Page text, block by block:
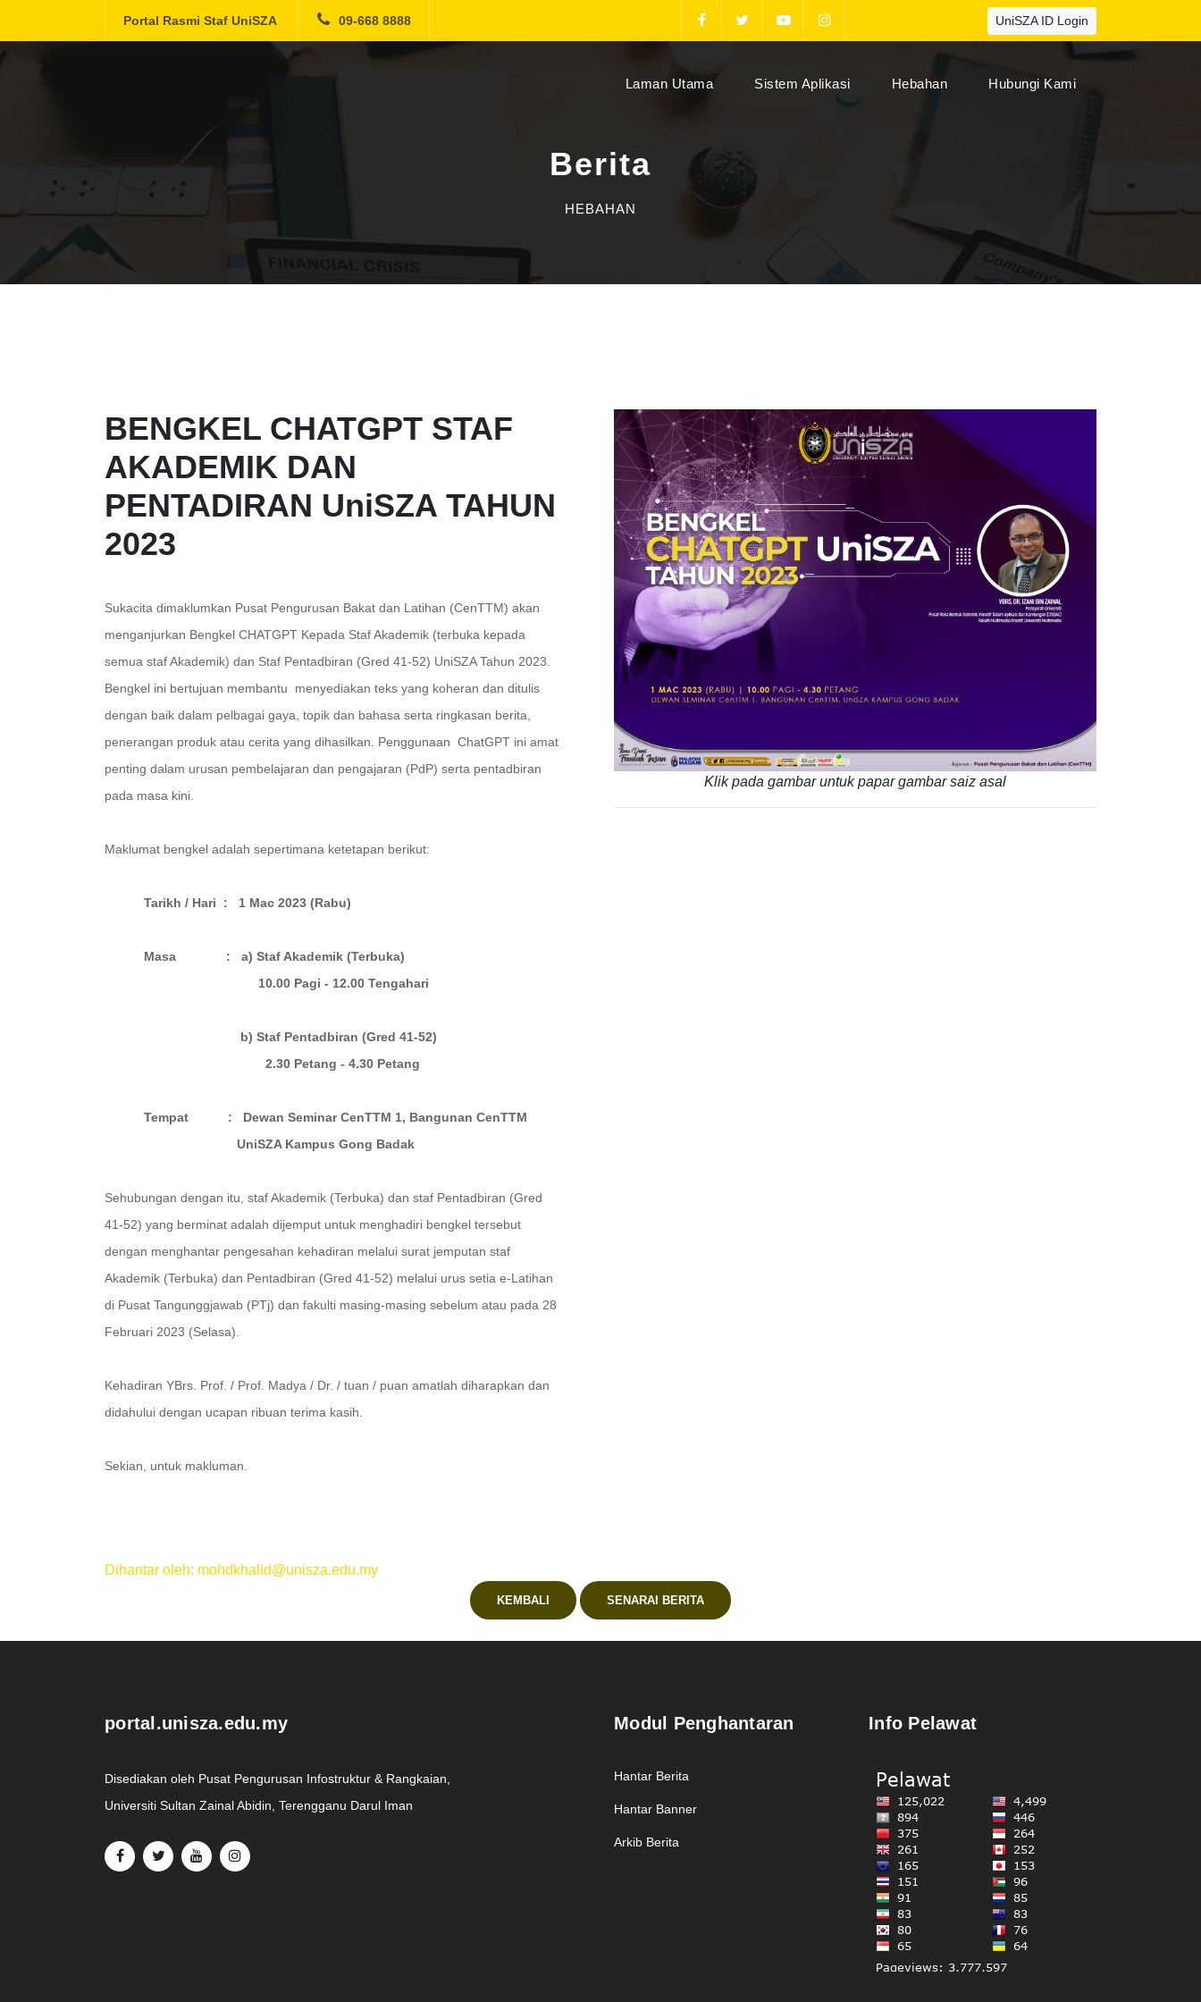
Portal Rasmi Staf UniSZA 09-668 8888 UniSZA ID Login
Laman Utama(current)Sistem Aplikasi Hebahan Hubungi Kami
Berita
HEBAHAN
BENGKEL CHATGPT STAF
AKADEMIK DAN
PENTADIRAN UniSZA TAHUN
2023
Sukacita dimaklumkan Pusat Pengurusan Bakat dan Latihan (CenTTM) akan
menganjurkan Bengkel CHATGPT Kepada Staf Akademik (terbuka kepada
semua staf Akademik) dan Staf Pentadbiran (Gred 41-52) UniSZA Tahun 2023.
Bengkel ini bertujuan membantu menyediakan teks yang koheran dan ditulis
dengan baik dalam pelbagai gaya, topik dan bahasa serta ringkasan berita,
penerangan produk atau cerita yang dihasilkan. Penggunaan ChatGPT ini amat
penting dalam urusan pembelajaran dan pengajaran (PdP) serta pentadbiran
pada masa kini.
Maklumat bengkel adalah sepertimana ketetapan berikut:
Tarikh / Hari : 1 Mac 2023 (Rabu)
Masa : a) Staf Akademik (Terbuka)
10.00 Pagi - 12.00 Tengahari
b) Staf Pentadbiran (Gred 41-52)
2.30 Petang - 4.30 Petang
Tempat : Dewan Seminar CenTTM 1, Bangunan CenTTM
UniSZA Kampus Gong Badak
Sehubungan dengan itu, staf Akademik (Terbuka) dan staf Pentadbiran (Gred
41-52) yang berminat adalah dijemput untuk menghadiri bengkel tersebut
dengan menghantar pengesahan kehadiran melalui surat jemputan staf
Akademik (Terbuka) dan Pentadbiran (Gred 41-52) melalui urus setia e-Latihan
di Pusat Tangunggjawab (PTj) dan fakulti masing-masing sebelum atau pada 28
Februari 2023 (Selasa).
Kehadiran YBrs. Prof. / Prof. Madya / Dr. / tuan / puan amatlah diharapkan dan
didahului dengan ucapan ribuan terima kasih.
Sekian, untuk makluman.
Dihantar oleh: mohdkhalid@unisza.edu.my
Klik pada gambar untuk papar gambar saiz asal
KEMBALI SENARAI BERITA
portal.unisza.edu.my
Disediakan oleh Pusat Pengurusan Infostruktur & Rangkaian,
Universiti Sultan Zainal Abidin, Terengganu Darul Iman
Modul Penghantaran
Hantar Berita
Hantar Banner
Arkib Berita
Info Pelawat